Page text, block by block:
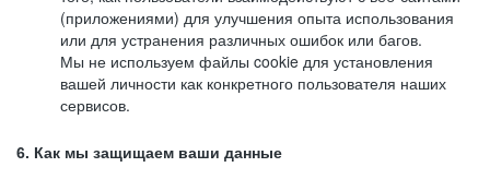
(приложениями) для улучшения опыта использования
или для устранения различных ошибок или багов.
Мы не используем файлы cookie для установления
вашей личности как конкретного пользователя наших
сервисов.
6. Как мы защищаем ваши данные